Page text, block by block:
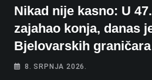
Nikad nije kasno: U
zajahao konja, danas
Bjelovarskih
8. SRPNJA 2026.